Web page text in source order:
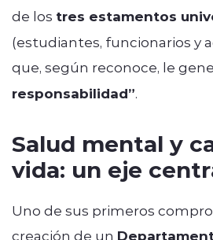
de los tres estamentos
(estudiantes, funcionarios y
que, según reconoce, le
responsabilidad”.
Salud mental y
vida: un eje
Uno de sus primeros
creación de un